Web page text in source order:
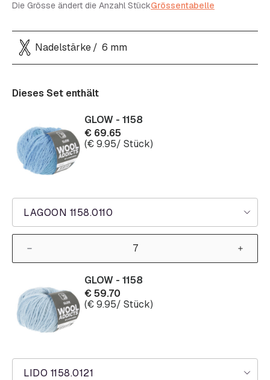
Die Grösse ändert die Anzahl StückGrössentabelle
Nadelstärke 6 mm
Dieses Set enthält
LAGOON 1158.0110
GLOW - 1158
€ 69.65
(€9.95/ Stück)
LIDO 1158.0121
GLOW - 1158
€59.70
(€9.95/ Stück)